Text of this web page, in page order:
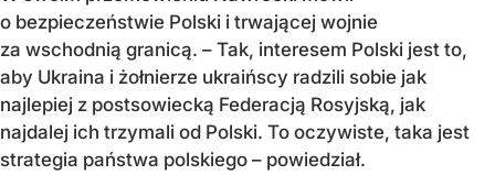
o bezpieczeństwie Polski i trwającej wojnie
za wschodnią granicą. – Tak, interesem Polski jest to,
aby Ukraina i żołnierze ukraińscy radzili sobie jak
najlepiej z postsowiecką Federacją Rosyjską, jak
najdalej ich trzymali od Polski. To oczywiste, taka jest
strategia państwa polskiego – powiedział.